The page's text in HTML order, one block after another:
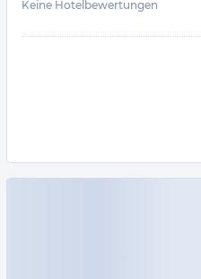
Keine Hotelbewertungen